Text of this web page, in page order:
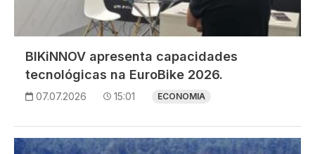
BIKiNNOV apresenta capacidades
tecnológicas na EuroBike 2026.
07.07.2026 15:01 ECONOMIA
Imagem